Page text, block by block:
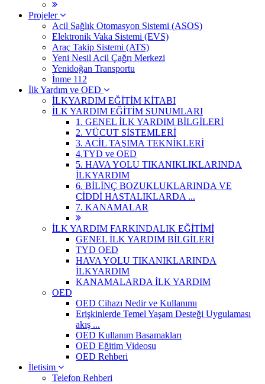
Projeler
Acil Sağlık Otomasyon Sistemi (ASOS)
Elektronik Vaka Sistemi (EVS)
Araç Takip Sistemi (ATS)
Yeni Nesil Acil Çağrı Merkezi
Yenidoğan Transportu
İnme 112
İlk Yardım ve OED
İLKYARDIM EĞİTİM KİTABI
İLK YARDIM EĞİTİM SUNUMLARI
1. GENEL İLK YARDIM BİLGİLERİ
2. VÜCUT SİSTEMLERİ
3. ACİL TAŞIMA TEKNİKLERİ
4.TYD ve OED
5. HAVA YOLU TIKANIKLIKLARINDA
İLKYARDIM
6. BİLİNÇ BOZUKLUKLARINDA VE
CİDDİ HASTALIKLARDA ...
7. KANAMALAR
İLK YARDIM FARKINDALIK EĞİTİMİ
GENEL İLK YARDIM BİLGİLERİ
TYD OED
HAVA YOLU TIKANIKLARINDA
İLKYARDIM
KANAMALARDA İLK YARDIM
OED
OED Cihazı Nedir ve Kullanımı
Erişkinlerde Temel Yaşam Desteği Uygulaması
akış ...
OED Kullanım Basamakları
OED Eğitim Videosu
OED Rehberi
İletisim
Telefon Rehberi